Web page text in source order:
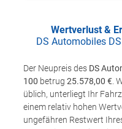
Wertverlust &
DS Automobiles
Der Neupreis des DS
100 betrug 25.578,00 € .
üblich, unterliegt Ihr
einem relativ hohen
ungefähren Restwert